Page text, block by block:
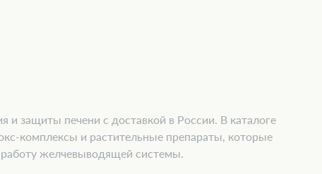
и защиты печени с доставкой в России. В каталоге
комплексы и растительные препараты, которые
работу желчевыводящей системы.